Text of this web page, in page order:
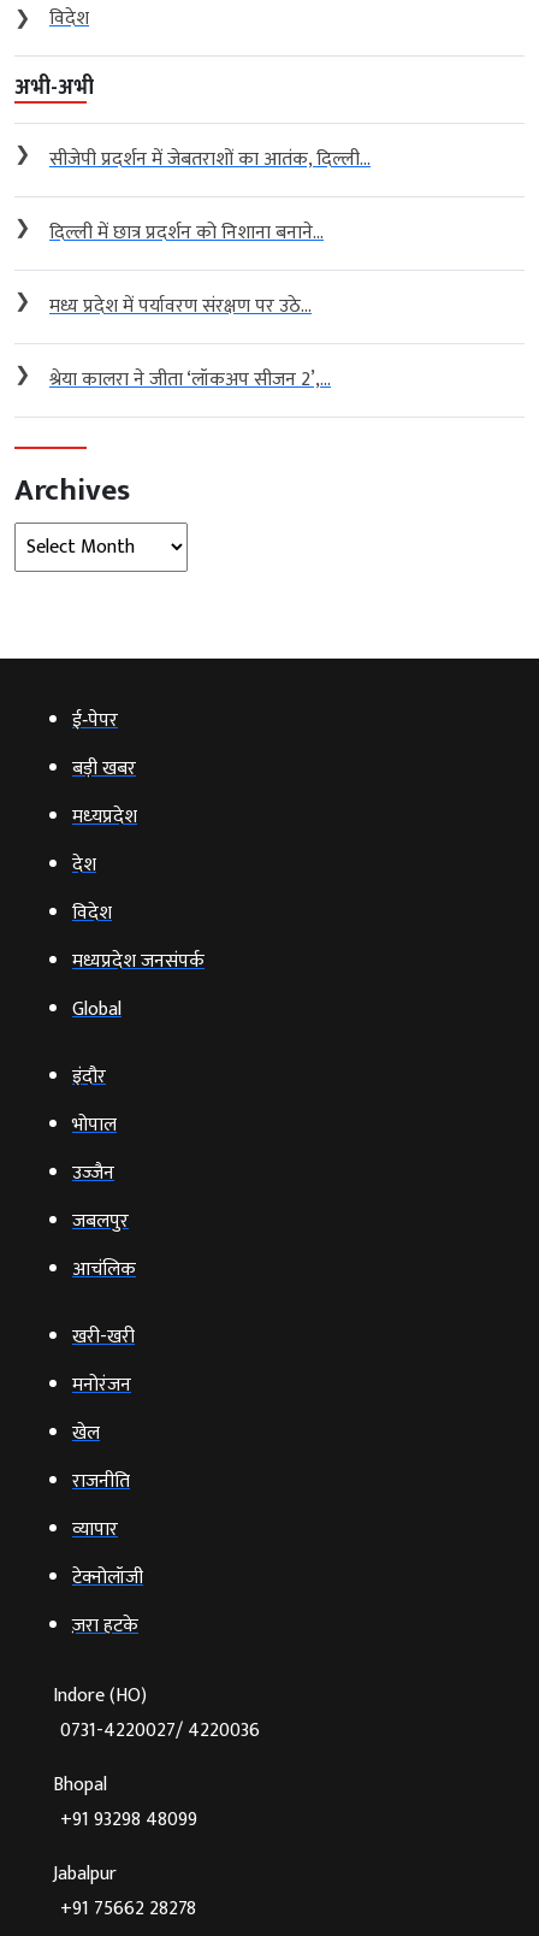
❯
विदेश
अभी-अभी
❯ सीजेपी प्रदर्शन में जेबतराशों का आतंक, दिल्ली...
❯ दिल्ली में छात्र प्रदर्शन को निशाना बनाने...
❯ मध्य प्रदेश में पर्यावरण संरक्षण पर उठे...
❯ श्रेया कालरा ने जीता ‘लॉकअप सीजन 2’,...
Archives
Archives
ई‑पेपर
बड़ी खबर
मध्‍यप्रदेश
देश
विदेश
मध्यप्रदेश जनसंपर्क
Global
इंदौर
भोपाल
उज्‍जैन
जबलपुर
आचंलिक
खरी-खरी
मनोरंजन
खेल
राजनीति
व्‍यापार
टेक्‍नोलॉजी
ज़रा हटके
Indore (HO)
0731-4220027/ 4220036
Bhopal
+91 93298 48099
Jabalpur
+91 75662 28278